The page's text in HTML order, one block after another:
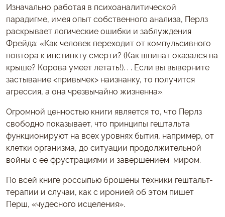
Изначально работая в психоаналитической
парадигме, имея опыт собственного анализа, Перлз
раскрывает логические ошибки и заблуждения
Фрейда: «Как человек переходит от компульсивного
повтора к инстинкту смерти? (Как шпинат оказался на
крыше? Корова умеет летать!). . . Если вы выверните
застывание <привычек> наизнанку, то получится
агрессия, а она чрезвычайно жизненна».
Огромной ценностью книги является то, что Перлз
свободно показывает, что принципы гештальта
функционируют на всех уровнях бытия, например, от
клетки организма, до ситуации продолжительной
войны с ее фрустрациями и завершением миром.
По всей книге россыпью брошены техники гештальт-
терапии и случаи, как с иронией об этом пишет
Перш, «чудесного исцеления».